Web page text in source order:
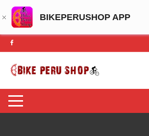
BIKEPERUSHOP APP
Saltar
al
contenido